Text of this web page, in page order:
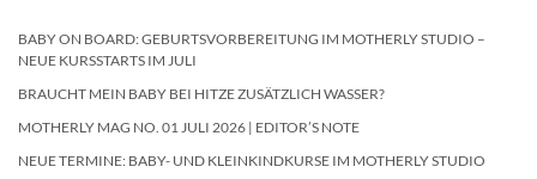
BABY ON BOARD: GEBURTSVORBEREITUNG IM MOTHERLY STUDIO –
NEUE KURSSTARTS IM JULI
BRAUCHT MEIN BABY BEI HITZE ZUSÄTZLICH WASSER?
MOTHERLY MAG NO. 01 JULI 2026 | EDITOR’S NOTE
NEUE TERMINE: BABY- UND KLEINKINDKURSE IM MOTHERLY STUDIO